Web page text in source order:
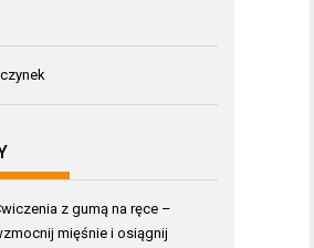
z gumą na ręce –
mięśnie i osiągnij